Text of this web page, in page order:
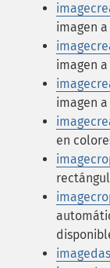
imagen
imagen
imagen
en